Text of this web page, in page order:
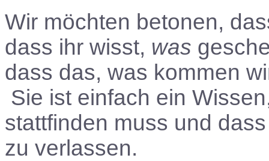
Wir möchten betonen,
dass ihr wisst, was
dass das, was kommen
Sie ist einfach ein
stattfinden muss und
zu verlassen.